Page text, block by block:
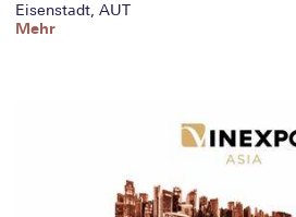
Eisenstadt, AUT
Mehr